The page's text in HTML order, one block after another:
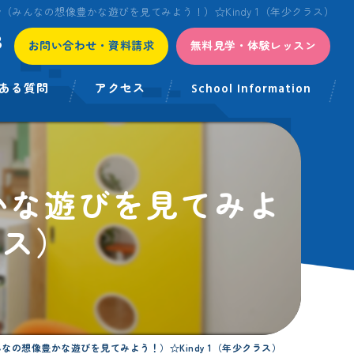
みんなの想像豊かな遊びを見てみよう！）☆Kindy 1（年少クラス）
お問い合わせ・資料請求 無料見学・体験レッスン
る質問 アクセス School Information
遊びを見てみよ
）
の想像豊かな遊びを見てみよう！）☆Kindy 1（年少クラス）